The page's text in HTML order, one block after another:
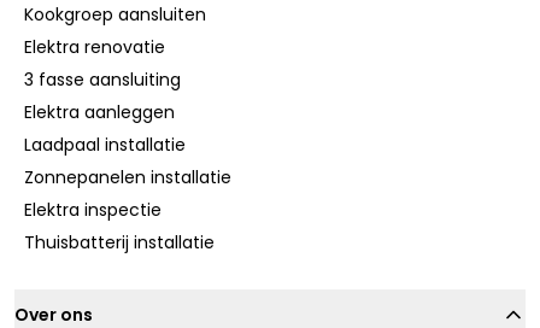
Kookgroep aansluiten
Elektra renovatie
3 fasse aansluiting
Elektra aanleggen
Laadpaal installatie
Zonnepanelen installatie
Elektra inspectie
Thuisbatterij installatie
Over ons